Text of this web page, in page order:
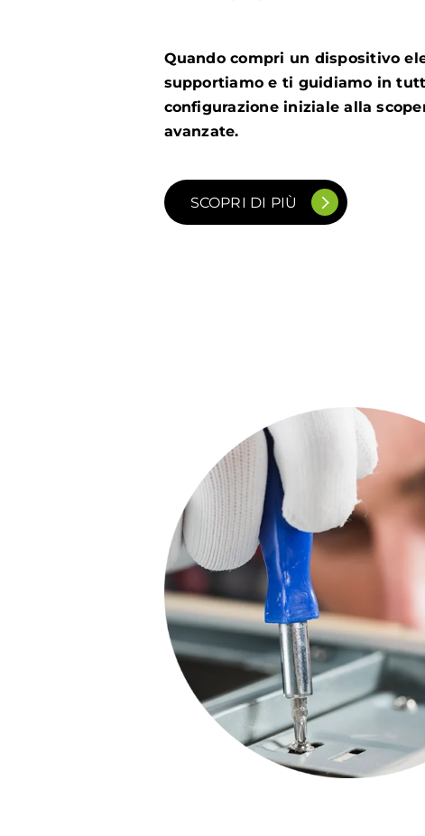
Quando compri un dispositivo
supportiamo e ti guidiamo in
configurazione iniziale alla
avanzate.
SCOPRI DI PIÙ